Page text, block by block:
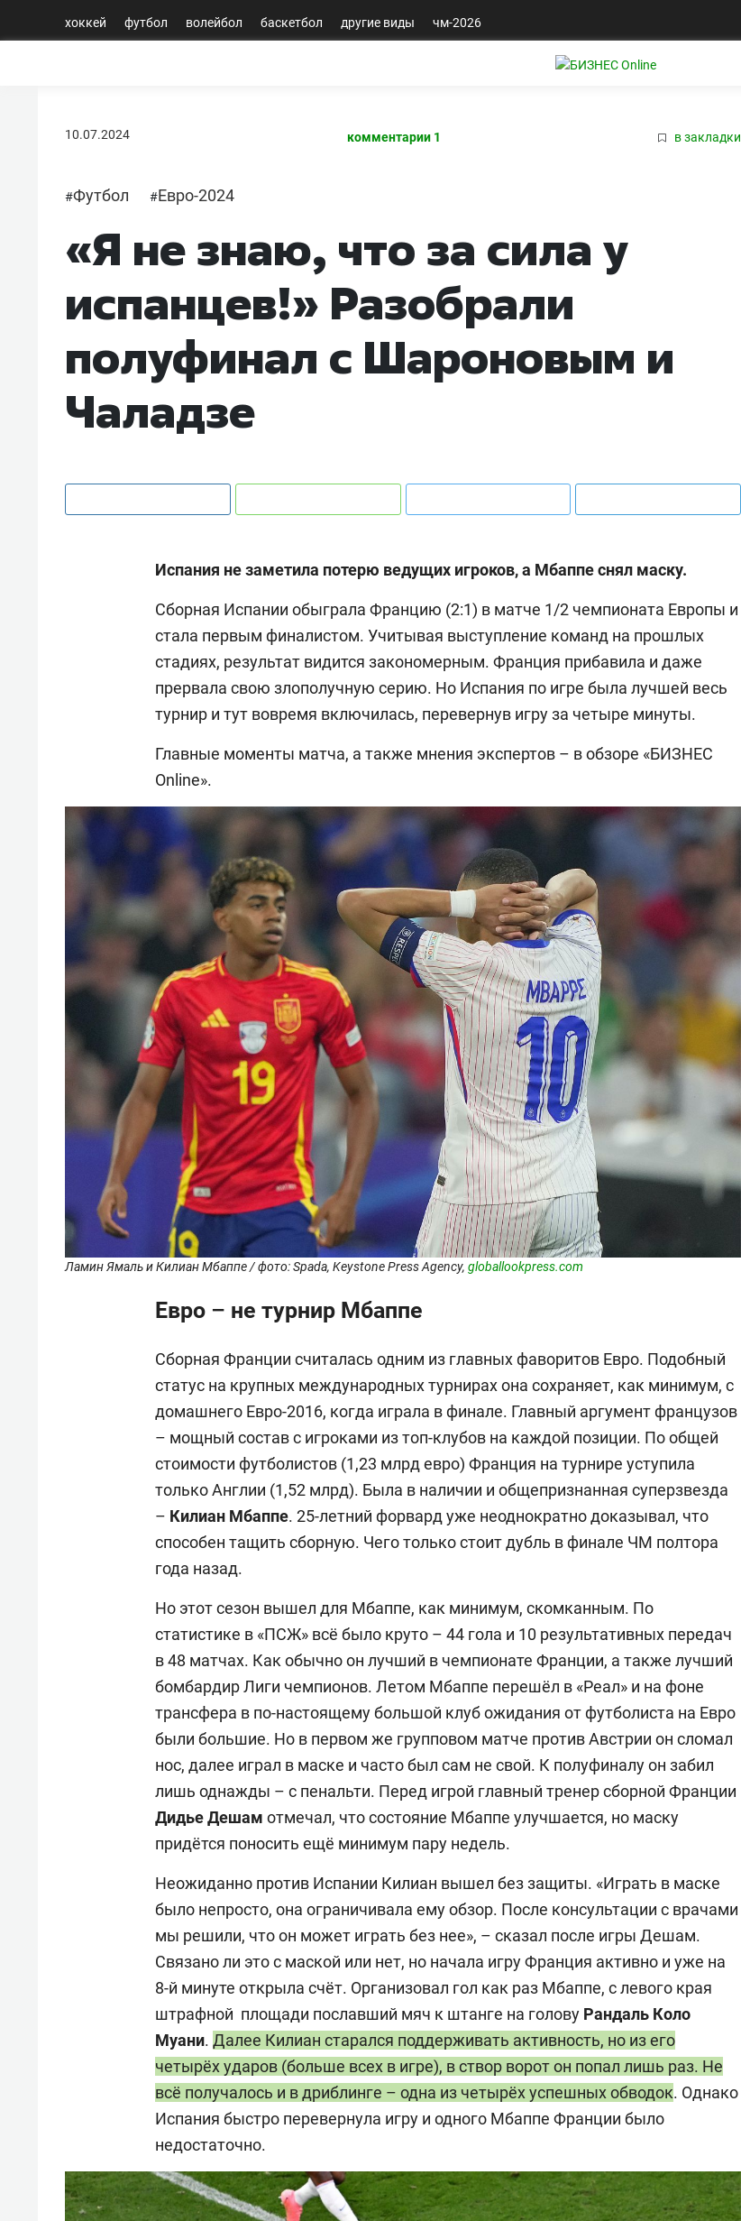
хоккей футбол волейбол баскетбол другие виды чм-2026
10.07.2024 комментарии 1 в закладки
#Футбол #Евро-2024
«Я не знаю, что за сила у
испанцев!» Разобрали
полуфинал с Шароновым и
Чаладзе
Испания не заметила потерю ведущих игроков, а Мбаппе снял маску.
Сборная Испании обыграла Францию (2:1) в матче 1/2 чемпионата Европы и
стала первым финалистом. Учитывая выступление команд на прошлых
стадиях, результат видится закономерным. Франция прибавила и даже
прервала свою злополучную серию. Но Испания по игре была лучшей весь
турнир и тут вовремя включилась, перевернув игру за четыре минуты.
Главные моменты матча, а также мнения экспертов – в обзоре «БИЗНЕС
Online».
Ламин Ямаль и Килиан Мбаппе / фото: Spada, Keystone Press Agency, globallookpress.com
Евро – не турнир Мбаппе
Сборная Франции считалась одним из главных фаворитов Евро. Подобный
статус на крупных международных турнирах она сохраняет, как минимум, с
домашнего Евро-2016, когда играла в финале. Главный аргумент французов
– мощный состав с игроками из топ-клубов на каждой позиции. По общей
стоимости футболистов (1,23 млрд евро) Франция на турнире уступила
только Англии (1,52 млрд). Была в наличии и общепризнанная суперзвезда
– Килиан Мбаппе. 25-летний форвард уже неоднократно доказывал, что
способен тащить сборную. Чего только стоит дубль в финале ЧМ полтора
года назад.
Но этот сезон вышел для Мбаппе, как минимум, скомканным. По
статистике в «ПСЖ» всё было круто – 44 гола и 10 результативных передач
в 48 матчах. Как обычно он лучший в чемпионате Франции, а также лучший
бомбардир Лиги чемпионов. Летом Мбаппе перешёл в «Реал» и на фоне
трансфера в по-настоящему большой клуб ожидания от футболиста на Евро
были большие. Но в первом же групповом матче против Австрии он сломал
нос, далее играл в маске и часто был сам не свой. К полуфиналу он забил
лишь однажды – с пенальти. Перед игрой главный тренер сборной Франции
Дидье Дешам отмечал, что состояние Мбаппе улучшается, но маску
придётся поносить ещё минимум пару недель.
Неожиданно против Испании Килиан вышел без защиты. «Играть в маске
было непросто, она ограничивала ему обзор. После консультации с врачами
мы решили, что он может играть без нее», – сказал после игры Дешам.
Связано ли это с маской или нет, но начала игру Франция активно и уже на
8-й минуте открыла счёт. Организовал гол как раз Мбаппе, с левого края
штрафной площади пославший мяч к штанге на голову Рандаль Коло
Муани. Далее Килиан старался поддерживать активность, но из его
четырёх ударов (больше всех в игре), в створ ворот он попал лишь раз. Не
всё получалось и в дриблинге – одна из четырёх успешных обводок. Однако
Испания быстро перевернула игру и одного Мбаппе Франции было
недостаточно.